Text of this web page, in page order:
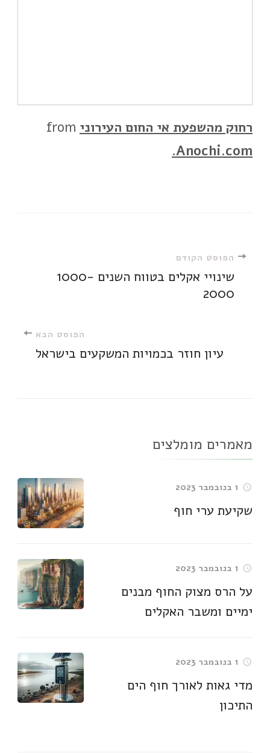
רחוק מהשפעת אי החום העירוני from
Anochi.com.
ניווט
ברשומות
הפוסט הקודם
שינויי אקלים בטווח השנים 1000-
2000
הפוסט הבא
עיון חוזר בכמויות המשקעים בישראל
מאמרים מומלצים
1 בנובמבר 2023
שקיעת ערי חוף
1 בנובמבר 2023
על הרס מצוק החוף מבנים
ימיים ומשבר האקלים
1 בנובמבר 2023
מדי גאות לאורך חוף הים
התיכון